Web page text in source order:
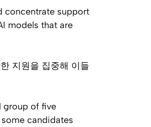
concentrate support
models that are
지원을 집중해 이들
group of five
candidates